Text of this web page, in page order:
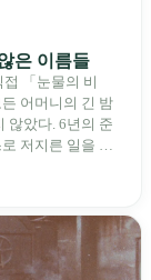
은 이름들
「눈물의 비
어머니의 긴 밤
않았다. 6년의 준
저지른 일을 기
안 사법 재판을